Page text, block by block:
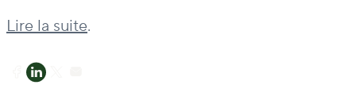
Lire la suite.